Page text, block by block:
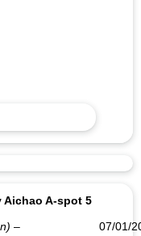
Aichao A-spot 5
– 07/01/